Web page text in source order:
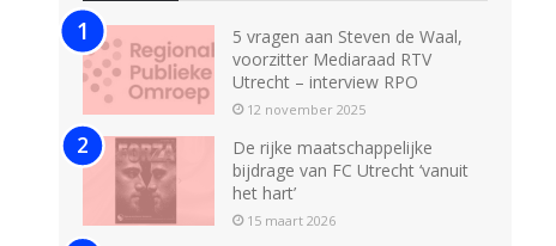
5 vragen aan Steven de Waal,
voorzitter Mediaraad RTV
Utrecht – interview RPO
12 november 2025
De rijke maatschappelijke
bijdrage van FC Utrecht ‘vanuit
het hart’
15 maart 2026